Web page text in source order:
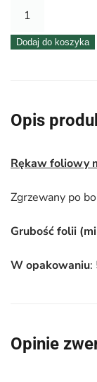
ilość
foliowy
cm
70
50
Dodaj do koszyka
Opis
Rękaw foliowy
Zgrzewany po
Grubość folii
W opakowaniu:
Opinie